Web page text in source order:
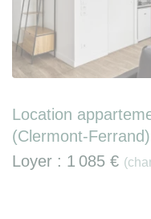
Location
(Clermont-Ferrand)
Loyer : 1 085 €